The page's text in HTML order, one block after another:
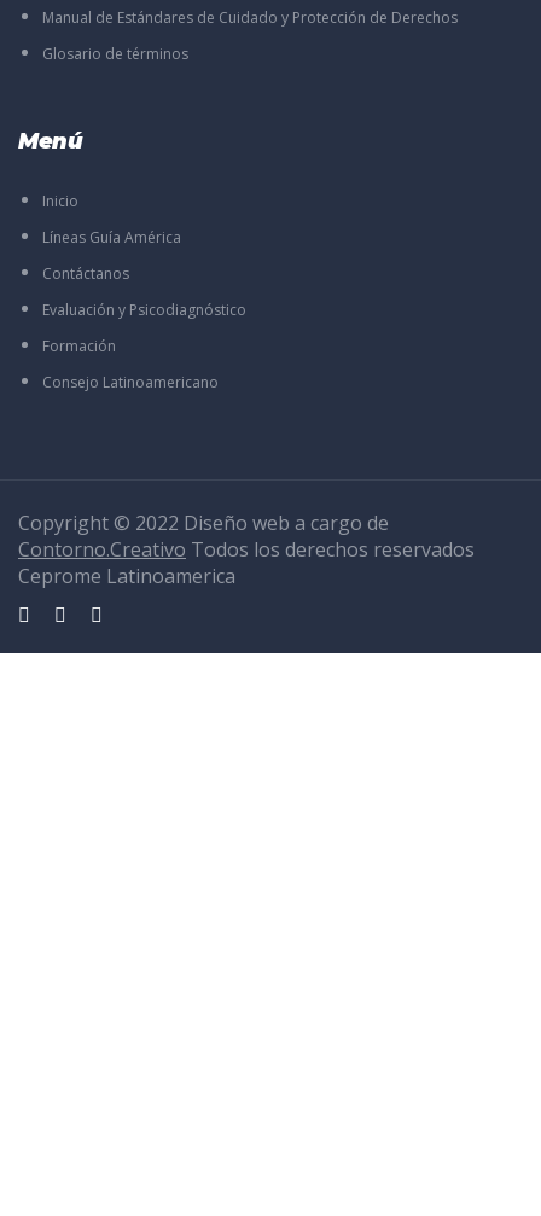
Manual de Estándares de Cuidado y Protección de Derechos
Glosario de términos
Menú
Inicio
Líneas Guía América
Contáctanos
Evaluación y Psicodiagnóstico
Formación
Consejo Latinoamericano
Copyright © 2022 Diseño web a cargo de
Contorno.Creativo Todos los derechos reservados
Ceprome Latinoamerica